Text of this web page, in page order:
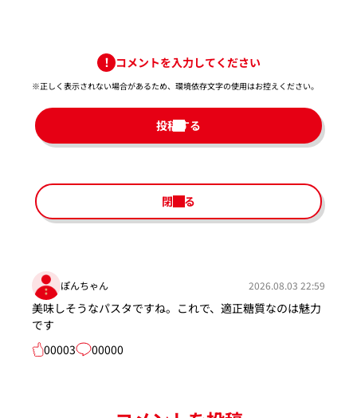
コメントを入力してください
※正しく表示されない場合があるため、環境依存文字の使用はお控えください。​
投稿する
閉じる
ぽんちゃん 2026.08.03 22:59
美味しそうなパスタですね。これで、適正糖質なのは魅力
です
00003
00000